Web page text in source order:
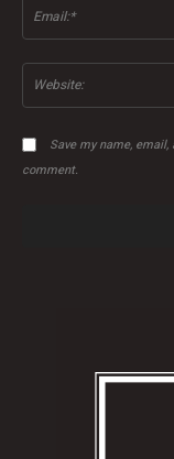
Save my name,
comment.